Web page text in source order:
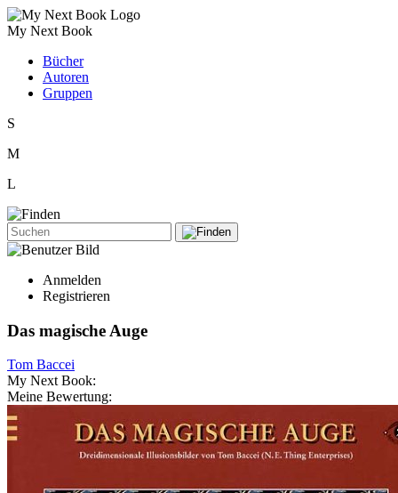
My Next Book
Bücher
Autoren
Gruppen
S
M
L
Anmelden
Registrieren
Das magische Auge
Tom Baccei
My Next Book:
Meine Bewertung: